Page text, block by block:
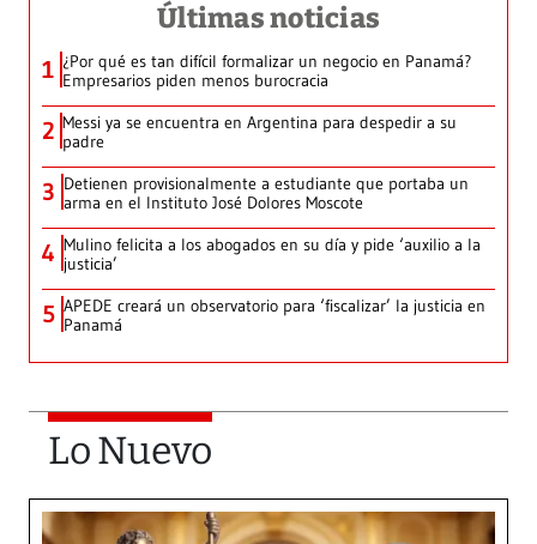
Últimas noticias
1 ¿Por qué es tan difícil formalizar un negocio en Panamá?
Empresarios piden menos burocracia
2 Messi ya se encuentra en Argentina para despedir a su
padre
3 Detienen provisionalmente a estudiante que portaba un
arma en el Instituto José Dolores Moscote
4 Mulino felicita a los abogados en su día y pide ‘auxilio a la
justicia’
5 APEDE creará un observatorio para ‘fiscalizar’ la justicia en
Panamá
Lo Nuevo